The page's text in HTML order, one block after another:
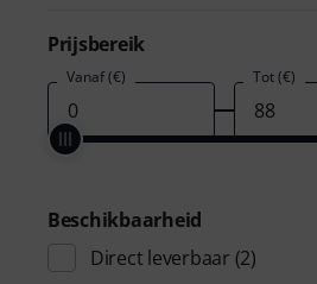
Prijsbereik
Vanaf (€) Tot (€)
Beschikbaarheid
Direct leverbaar (2)